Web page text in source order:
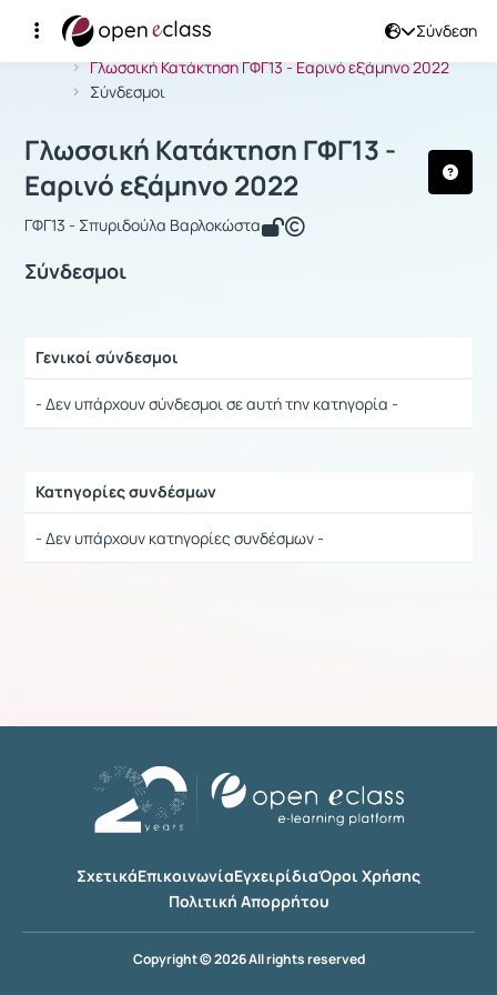
Σύνδεση
Αρχική Σελίδα
Γλωσσική Κατάκτηση ΓΦΓ13 - Εαρινό εξάμηνο 2022
Σύνδεσμοι
Μάθημα : Γλωσσική Κατάκτηση
Γλωσσική Κατάκτηση ΓΦΓ13 -
Εαρινό εξάμηνο 2022
ΓΦΓ13 - Σπυριδούλα Βαρλοκώστα
Σύνδεσμοι
Γενικοί σύνδεσμοι
- Δεν υπάρχουν σύνδεσμοι σε αυτή την κατηγορία -
Κατηγορίες συνδέσμων
- Δεν υπάρχουν κατηγορίες συνδέσμων -
ΣχετικάΕπικοινωνίαΕγχειρίδιαΌροι Χρήσης
Πολιτική Απορρήτου
Copyright © 2026 All rights reserved